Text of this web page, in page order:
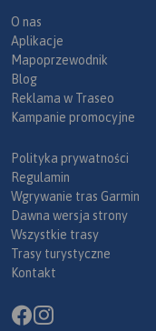
O nas
Aplikacje
Mapoprzewodnik
Blog
Reklama w Traseo
Kampanie promocyjne
Polityka prywatności
Regulamin
Wgrywanie tras Garmin
Dawna wersja strony
Wszystkie trasy
Trasy turystyczne
Kontakt